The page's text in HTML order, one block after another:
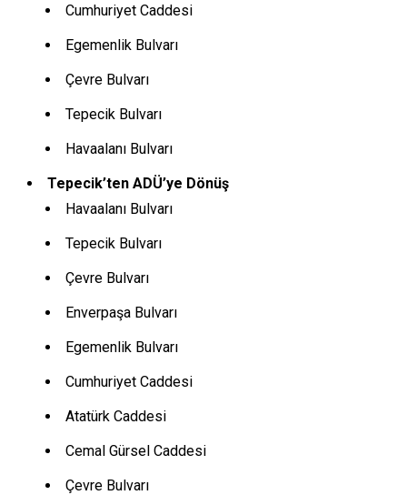
Cumhuriyet Caddesi
Egemenlik Bulvarı
Çevre Bulvarı
Tepecik Bulvarı
Havaalanı Bulvarı
Tepecik’ten ADÜ’ye Dönüş
Havaalanı Bulvarı
Tepecik Bulvarı
Çevre Bulvarı
Enverpaşa Bulvarı
Egemenlik Bulvarı
Cumhuriyet Caddesi
Atatürk Caddesi
Cemal Gürsel Caddesi
Çevre Bulvarı